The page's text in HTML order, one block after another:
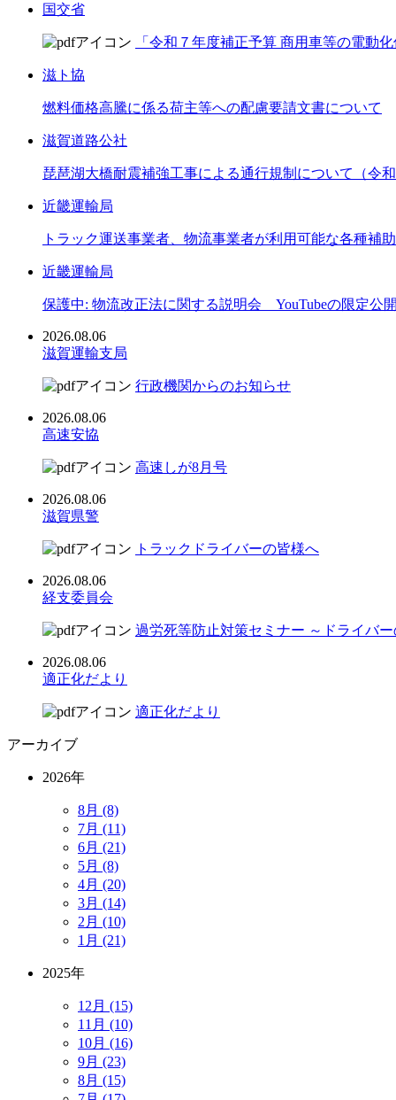
国交省
「令和７年度補正予算 商用車等の電動
滋ト協
燃料価格高騰に係る荷主等への配慮要請文書について
滋賀道路公社
琵琶湖大橋耐震補強工事による通行規制について（令和
近畿運輸局
トラック運送事業者、物流事業者が利用可能な各種補
近畿運輸局
保護中: 物流改正法に関する説明会 YouTubeの限定公
2026.08.06
滋賀運輸支局
行政機関からのお知らせ
2026.08.06
高速安協
高速しが8月号
2026.08.06
滋賀県警
トラックドライバーの皆様へ
2026.08.06
経支委員会
過労死等防止対策セミナー ～ドライバ
2026.08.06
適正化だより
適正化だより
アーカイブ
2026年
8月 (8)
7月 (11)
6月 (21)
5月 (8)
4月 (20)
3月 (14)
2月 (10)
1月 (21)
2025年
12月 (15)
11月 (10)
10月 (16)
9月 (23)
8月 (15)